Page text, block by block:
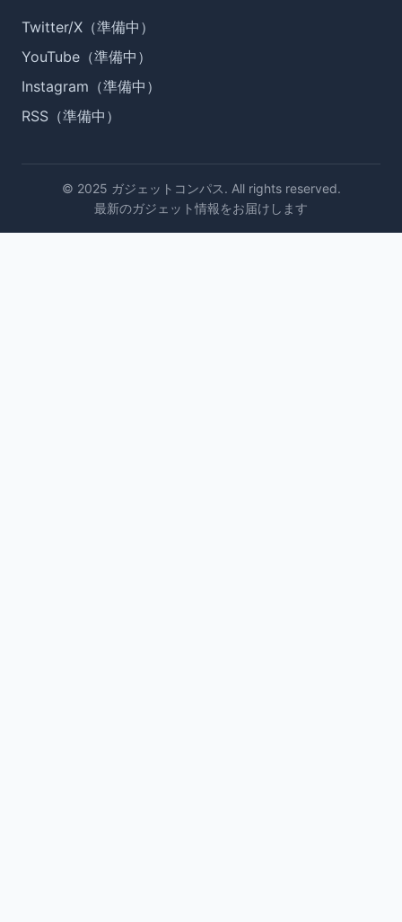
Twitter/X（準備中）
YouTube（準備中）
Instagram（準備中）
RSS（準備中）
© 2025 ガジェットコンパス. All rights reserved.
最新のガジェット情報をお届けします